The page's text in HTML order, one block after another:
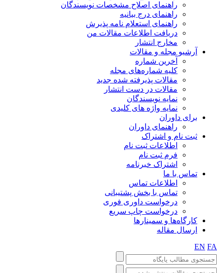
راهنمای اصلاح مشخصات نویسندگان
راهنمای درج بیانیه
راهنمای استعلام نامه پذیرش
دریافت اطلاعات مقالات من
مخارج انتشار
آرشیو مجله و مقالات
آخرین شماره
کلیه شماره‌های مجله
مقالات پذیرفته شده جدید
مقالات در دست انتشار
نمایه نویسندگان
نمایه واژه های کلیدی
برای داوران
راهنمای داوران
ثبت نام و اشتراک
اطلاعات ثبت نام
فرم ثبت نام
اشتراک خبرنامه
تماس با ما
اطلاعات تماس
تماس با بخش پشتیبانی
درخواست داوری فوری
درخواست چاپ سریع
کارگاه‌ها و سمینارها
ارسال مقاله
EN FA